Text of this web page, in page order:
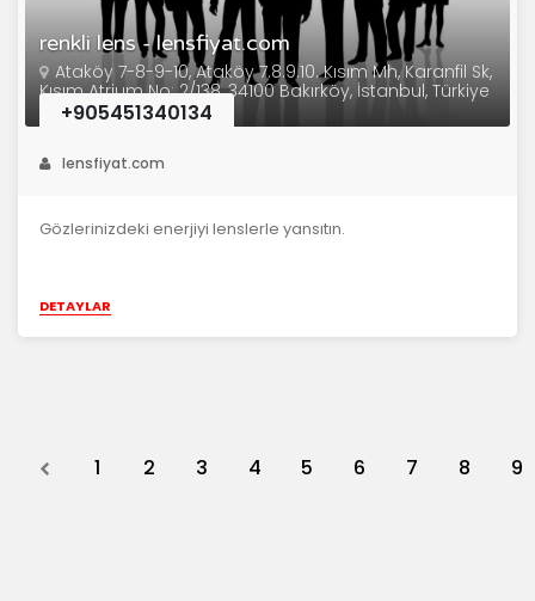
renkli lens - lensfiyat.com
Ataköy 7-8-9-10, Ataköy 7.8.9.10. Kısım Mh, Karanfil Sk,
Kısım Atrium No: 2/138, 34100 Bakırköy, İstanbul, Türkiye
+905451340134
lensfiyat.com
Gözlerinizdeki enerjiyi lenslerle yansıtın.
DETAYLAR
Previous
1 2 3 4 5 6 7 8 9